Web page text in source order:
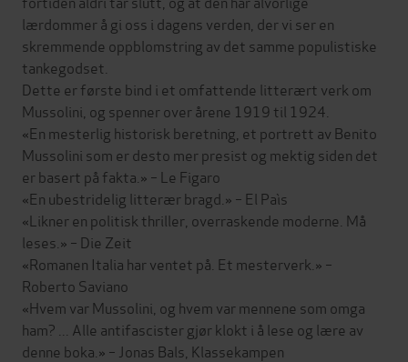
lærdommer å gi oss i dagens verden, der vi ser en
skremmende oppblomstring av det samme populistiske
tankegodset.
Dette er første bind i et omfattende litterært verk om
Mussolini, og spenner over årene 1919 til 1924.
«En mesterlig historisk beretning, et portrett av Benito
Mussolini som er desto mer presist og mektig siden det
er basert på fakta.» – Le Figaro
«En ubestridelig litterær bragd.» – El Paìs
«Likner en politisk thriller, overraskende moderne. Må
leses.» – Die Zeit
«Romanen Italia har ventet på. Et mesterverk.» –
Roberto Saviano
«Hvem var Mussolini, og hvem var mennene som omga
ham? ... Alle antifascister gjør klokt i å lese og lære av
denne boka.» – Jonas Bals, Klassekampen